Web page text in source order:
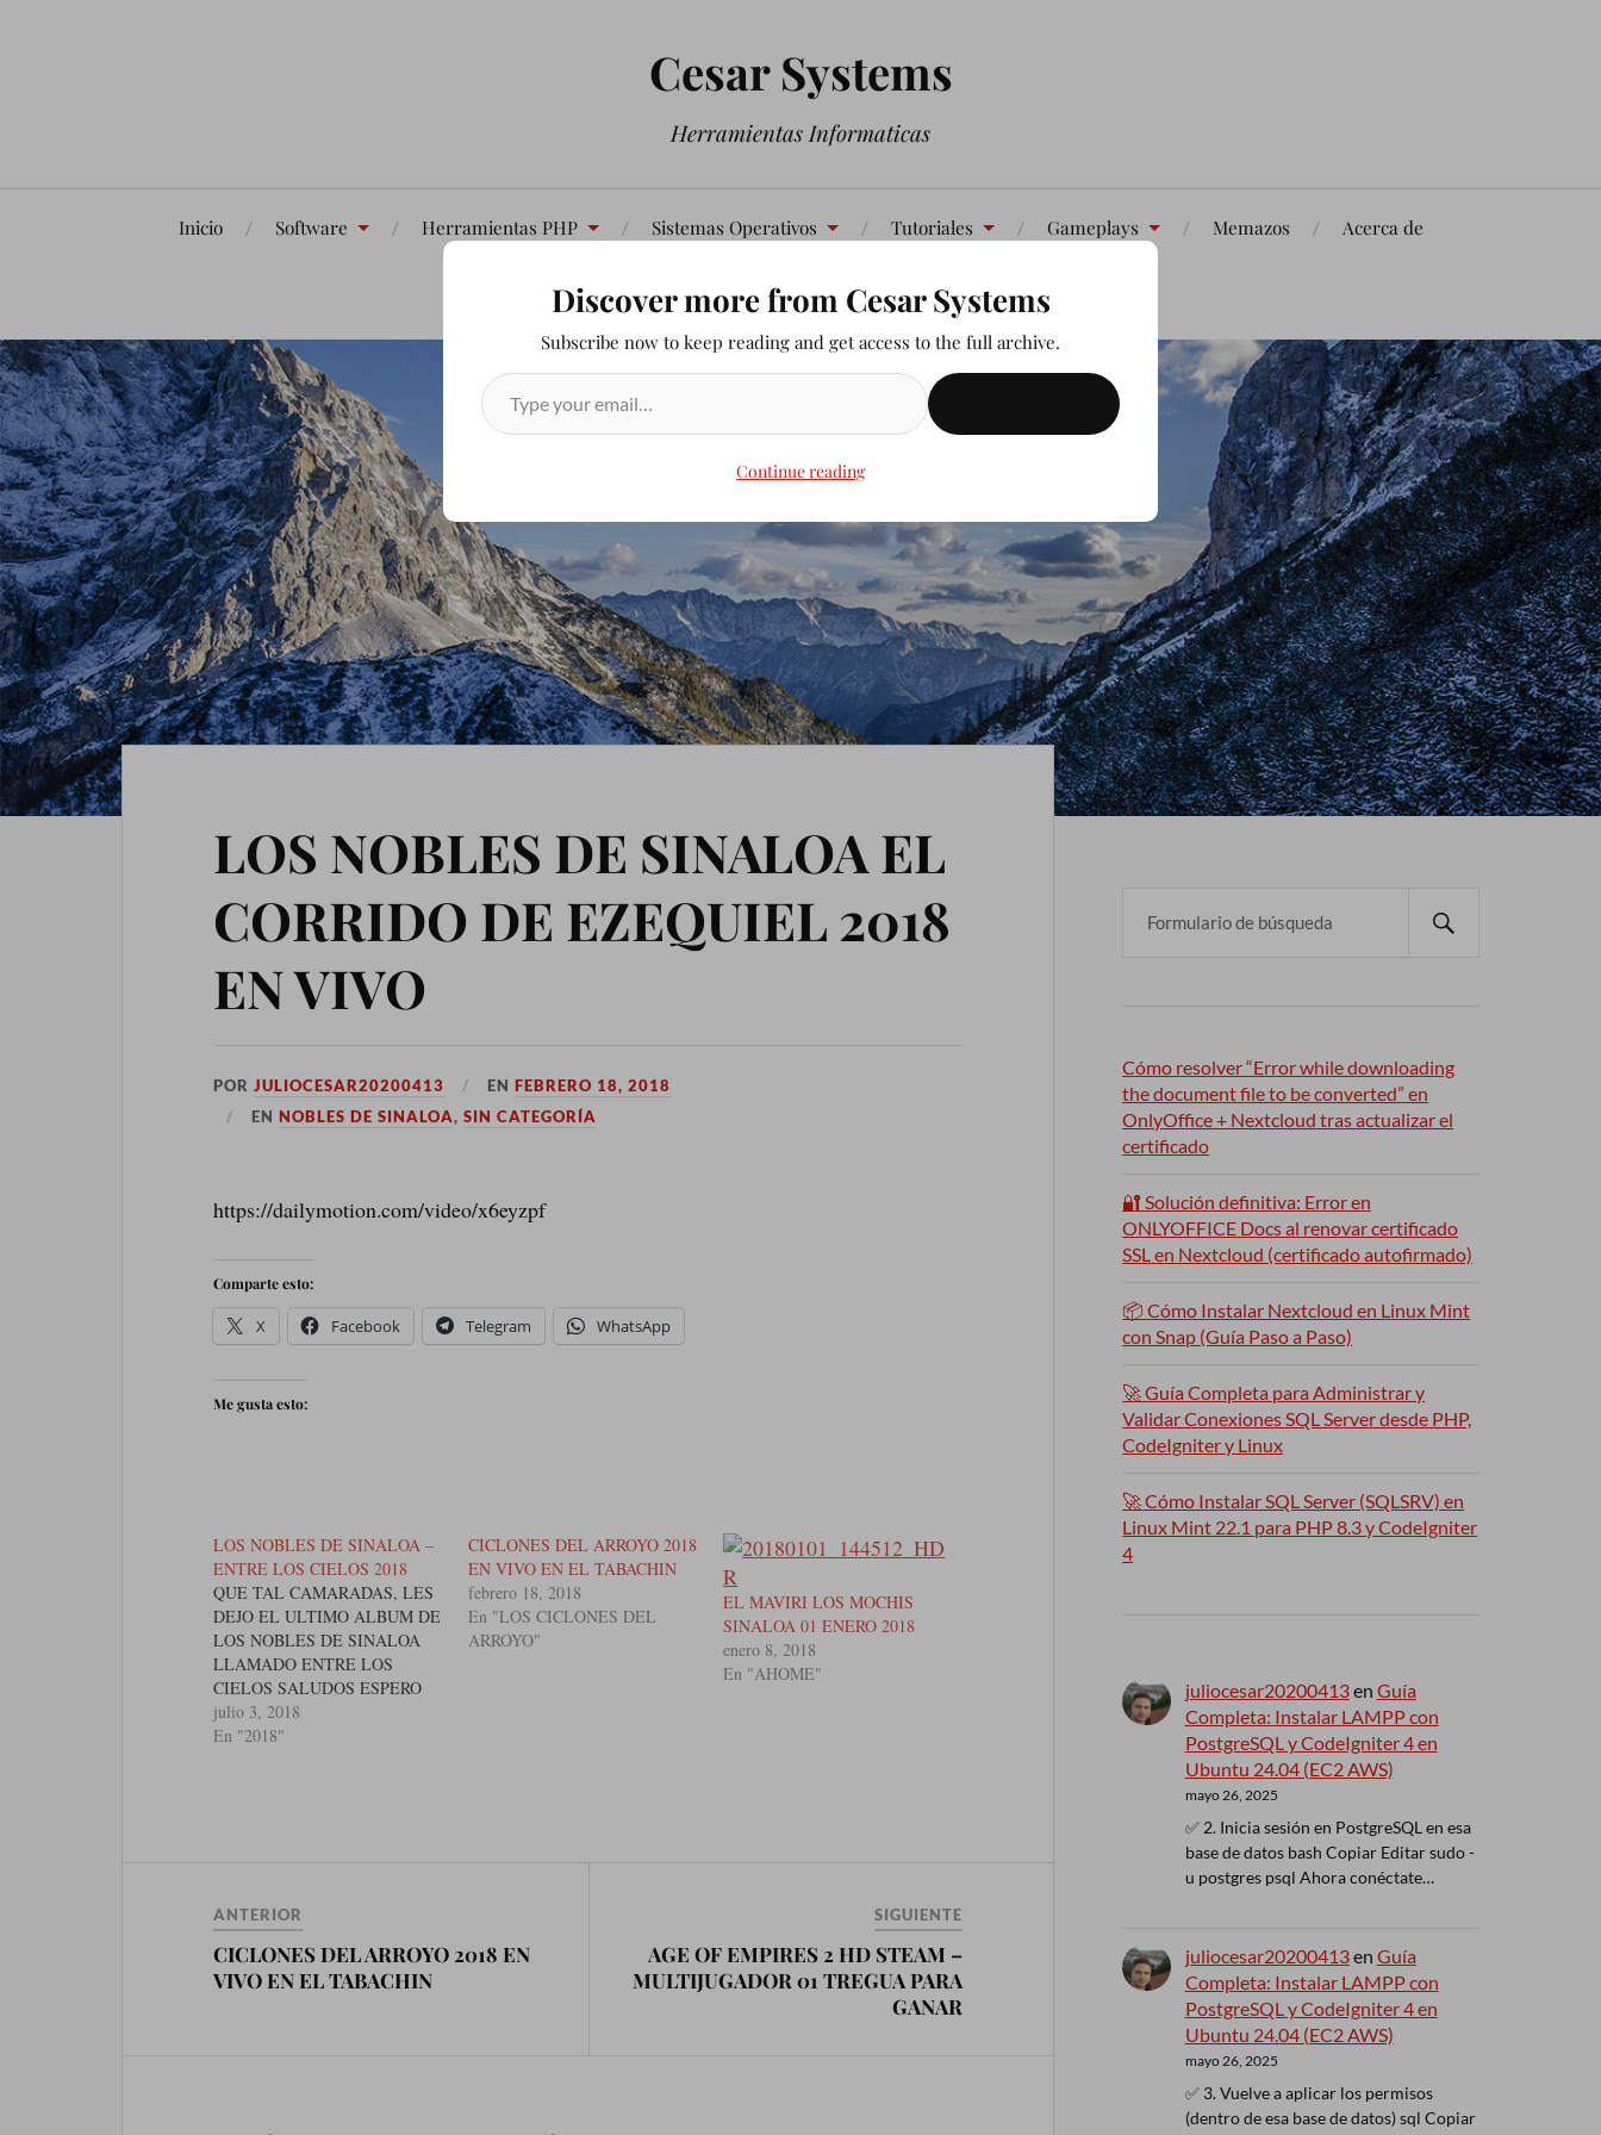
Cesar Systems
Herramientas Informaticas
Inicio Software Herramientas PHP Sistemas Operativos Tutoriales Gameplays Memazos Acerca de
Contáctenos
LOS NOBLES DE SINALOA EL
CORRIDO DE EZEQUIEL 2018
EN VIVO
PORJULIOCESAR20200413 ENFEBRERO 18, 2018
ENNOBLES DE SINALOA,SIN CATEGORÍA
https://dailymotion.com/video/x6eyzpf
Comparte esto:
X Facebook Telegram WhatsApp
Me gusta esto:
LOS NOBLES DE SINALOA –
ENTRE LOS CIELOS 2018
QUE TAL CAMARADAS, LES
DEJO EL ULTIMO ALBUM DE
LOS NOBLES DE SINALOA
LLAMADO ENTRE LOS
CIELOS SALUDOS ESPERO
QUE LES SEA DE SU
AGRADO LUPE VEGA EL
julio 3, 2018
En "2018"
CICLONES DEL ARROYO 2018
EN VIVO EN EL TABACHIN
febrero 18, 2018
En "LOS CICLONES DEL
ARROYO"
EL MAVIRI LOS MOCHIS
SINALOA 01 ENERO 2018
enero 8, 2018
En "AHOME"
ANTERIOR
CICLONES DEL ARROYO 2018 EN
VIVO EN EL TABACHIN
SIGUIENTE
AGE OF EMPIRES 2 HD STEAM –
MULTIJUGADOR 01 TREGUA PARA
GANAR
Cómo resolver “Error while downloading
the document file to be converted” en
OnlyOffice + Nextcloud tras actualizar el
certificado
🔐 Solución definitiva: Error en
ONLYOFFICE Docs al renovar certificado
SSL en Nextcloud (certificado autofirmado)
📦 Cómo Instalar Nextcloud en Linux Mint
con Snap (Guía Paso a Paso)
🚀 Guía Completa para Administrar y
Validar Conexiones SQL Server desde PHP,
CodeIgniter y Linux
🚀 Cómo Instalar SQL Server (SQLSRV) en
Linux Mint 22.1 para PHP 8.3 y CodeIgniter
4
juliocesar20200413en Guía
Completa: Instalar LAMPP con
PostgreSQL y CodeIgniter 4 en
Ubuntu 24.04 (EC2 AWS)
mayo 26, 2025
✅ 2. Inicia sesión en PostgreSQL en esa
base de datos bash Copiar Editar sudo -
u postgres psql Ahora conéctate…
juliocesar20200413en Guía
Completa: Instalar LAMPP con
PostgreSQL y CodeIgniter 4 en
Ubuntu 24.04 (EC2 AWS)
mayo 26, 2025
✅ 3. Vuelve a aplicar los permisos
(dentro de esa base de datos) sql Copiar
Discover more from Cesar Systems
Subscribe now to keep reading and get access to the full archive.
Continue reading